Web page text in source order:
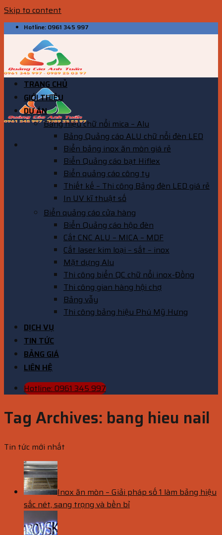
Skip to content
Hotline: 0961 345 997
TRANG CHỦ
GIỚI THIỆU
DỰ ÁN
Bảng hiệu chữ nổi mica – Alu
Bảng Quảng cáo ALU chữ nổi đèn LED
Biển bảng inox ăn mòn giá rẻ
Biển Quảng cáo bạt Hiflex
Biển quảng cáo công ty
Thiết kế – Thi công Bảng đèn LED giá rẻ
In UV kĩ thuật số
Biển quảng cáo cửa hàng
Biển Quảng cáo hộp đèn
Cắt CNC ALU – MICA – MDF
Cắt laser kim loại – sắt – inox
Mặt dựng Alu
Thi công biển QC chữ nổi inox-Đồng
Thi công gian hàng hội chợ
Bảng vẫy
Thi công bảng hiệu Phú Mỹ Hưng
DỊCH VỤ
TIN TỨC
BẢNG GIÁ
LIÊN HỆ
Hotline: 0961 345 997
Tag Archives: bang hieu nail
Tin tức mới nhất
Inox ăn mòn – Giải pháp số 1 làm bảng hiệu
sắc nét, sang trọng và bền bỉ